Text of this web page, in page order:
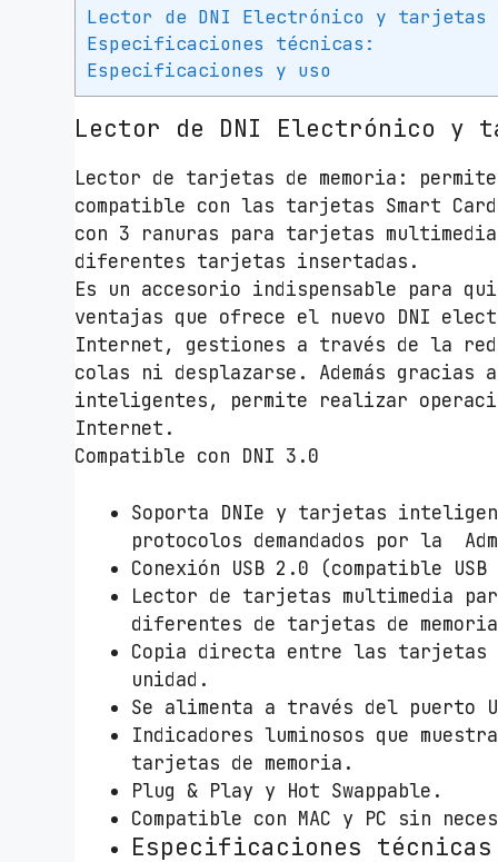
Lector de DNI Electrónico y tarjetas
Especificaciones técnicas:
Especificaciones y uso
Lector de DNI Electrónico y
Lector de tarjetas de memoria:
compatible con las tarjetas Smart
con 3 ranuras para tarjetas
diferentes tarjetas insertadas.
Es un accesorio indispensable para
ventajas que ofrece el nuevo DNI
Internet, gestiones a través de la red
colas ni desplazarse. Además
inteligentes, permite realizar
Internet.
Compatible con DNI 3.0
Soporta DNIe y tarjetas
protocolos demandados por la
Conexión USB 2.0 (compatible
Lector de tarjetas multimedia
diferentes de tarjetas de
Copia directa entre las tarjetas
unidad.
Se alimenta a través del puerto
Indicadores luminosos que
tarjetas de memoria.
Plug & Play y Hot Swappable.
Compatible con MAC y PC sin
Especificaciones